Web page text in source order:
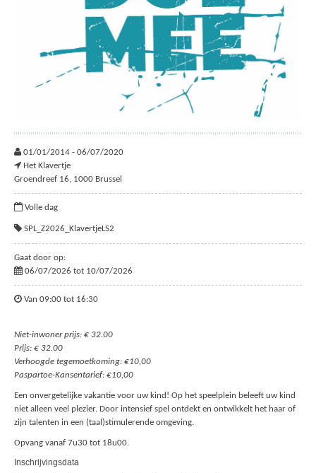
01/01/2014 - 06/07/2020
Het Klavertje
Groendreef 16, 1000 Brussel
Volle dag
SPL_Z2026_KlavertjeLS2
Gaat door op:
06/07/2026 tot 10/07/2026
Van 09:00 tot 16:30
Niet-inwoner prijs: € 32.00
Prijs: € 32.00
Verhoogde tegemoetkoming: €10,00
Paspartoe-Kansentarief: €10,00
Een onvergetelijke vakantie voor uw kind! Op het speelplein beleeft uw kind
niet alleen veel plezier. Door intensief spel ontdekt en ontwikkelt het haar of
zijn talenten in een (taal)stimulerende omgeving.
Opvang vanaf 7u30 tot 18u00.
Inschrijvingsdata